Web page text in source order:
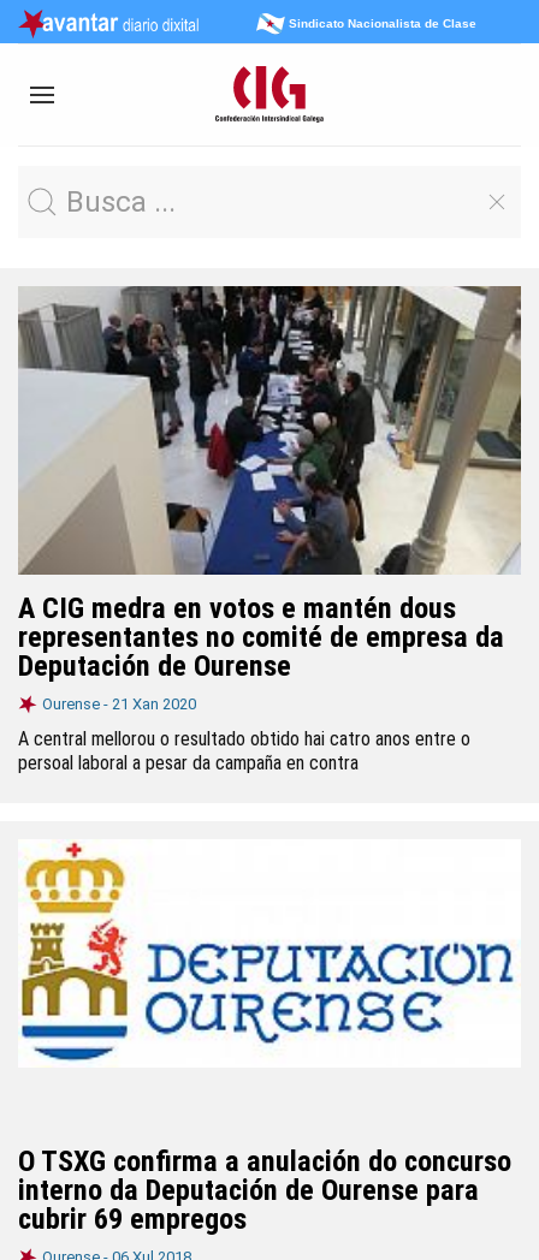
Sindicato Nacionalista de Clase
A CIG medra en votos e mantén dous
representantes no comité de empresa da
Deputación de Ourense
Ourense - 21 Xan 2020
A central mellorou o resultado obtido hai catro anos entre o
persoal laboral a pesar da campaña en contra
O TSXG confirma a anulación do concurso
interno da Deputación de Ourense para
cubrir 69 empregos